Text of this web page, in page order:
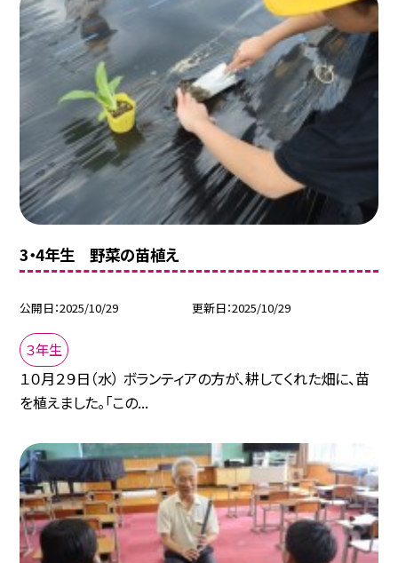
3・4年生 野菜の苗植え
公開日 2025/10/29 更新日 2025/10/29
３年生
１０月２９日（水） ボランティアの方が、耕してくれた畑に、苗
を植えました。「この...